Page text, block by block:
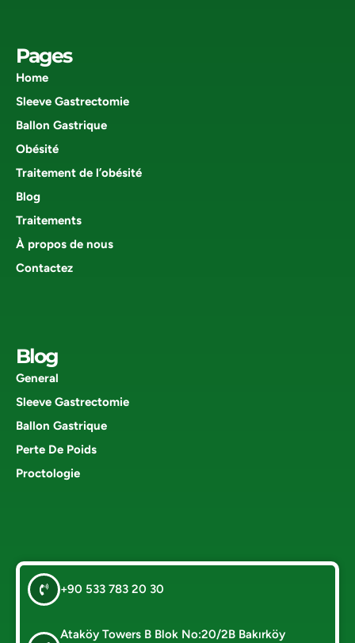
Pages
Home
Sleeve Gastrectomie
Ballon Gastrique
Obésité
Traitement de l’obésité
Blog
Traitements
À propos de nous
Contactez
Blog
General
Sleeve Gastrectomie
Ballon Gastrique
Perte De Poids
Proctologie
+90 533 783 20 30
Ataköy Towers B Blok No:20/2B Bakırköy